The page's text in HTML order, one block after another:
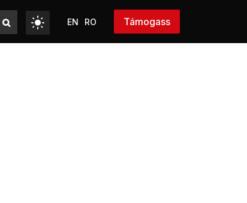
EN RO Támogass